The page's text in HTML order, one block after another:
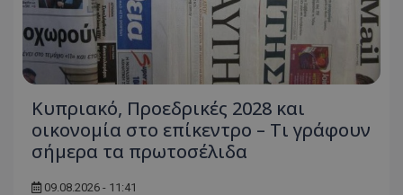
Κυπριακό, Προεδρικές 2028 και
οικονομία στο επίκεντρο – Τι γράφουν
σήμερα τα πρωτοσέλιδα
09.08.2026 - 11:41